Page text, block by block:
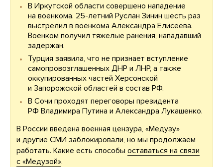
В Иркутской области совершено нападение
на военкома. 25-летний Руслан Зинин шесть раз
выстрелил в военкома Александра Елисеева.
Военком получил тяжелые ранения, нападавший
задержан.
Турция заявила, что не признает вступление
самопровозглашенных ДНР и ЛНР, а также
оккупированных частей Херсонской
и Запорожской областей в состав РФ.
В Сочи проходят переговоры президента
РФ Владимира Путина и Александра Лукашенко.
В России введена военная цензура, «Медузу»
и другие СМИ заблокировали, но мы продолжаем
работать. Какие есть способы оставаться на связи
с «Медузой».